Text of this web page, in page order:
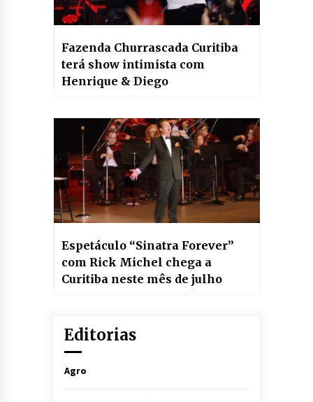
Fazenda Churrascada Curitiba
terá show intimista com
Henrique & Diego
Espetáculo “Sinatra Forever”
com Rick Michel chega a
Curitiba neste mês de julho
Editorias
Agro